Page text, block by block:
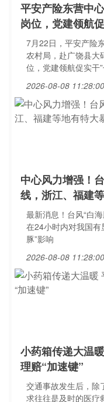
平安产险东营中
岗位，党建领航促
7月22日，平安产险
农村局，赴广饶县大
位，党建领航促实干
2026-08-08 11:28:00
中心风力增强！
线，浙江、福建等
最新消息！台风“白
在24小时内对我国有
豚”影响
2026-08-08 11:28:00
小药箱传递大温
理赔“加速键”
交通事故发生后，除
求往往是及时的医疗